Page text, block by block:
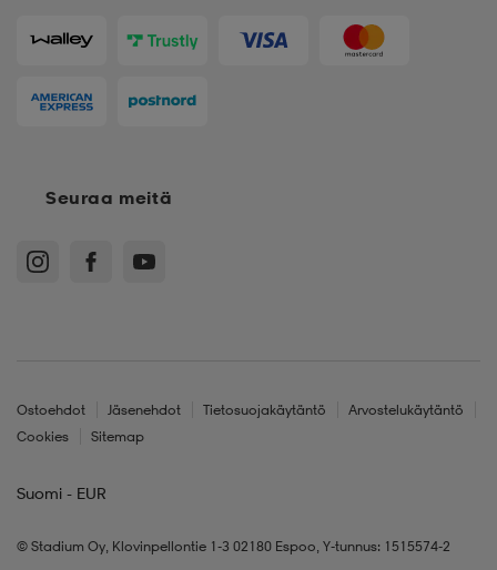
Seuraa meitä
Ostoehdot Jäsenehdot Tietosuojakäytäntö
Arvostelukäytäntö
Cookies
Sitemap
Suomi - EUR
© Stadium Oy, Klovinpellontie 1-3 02180 Espoo, Y-tunnus: 1515574-2